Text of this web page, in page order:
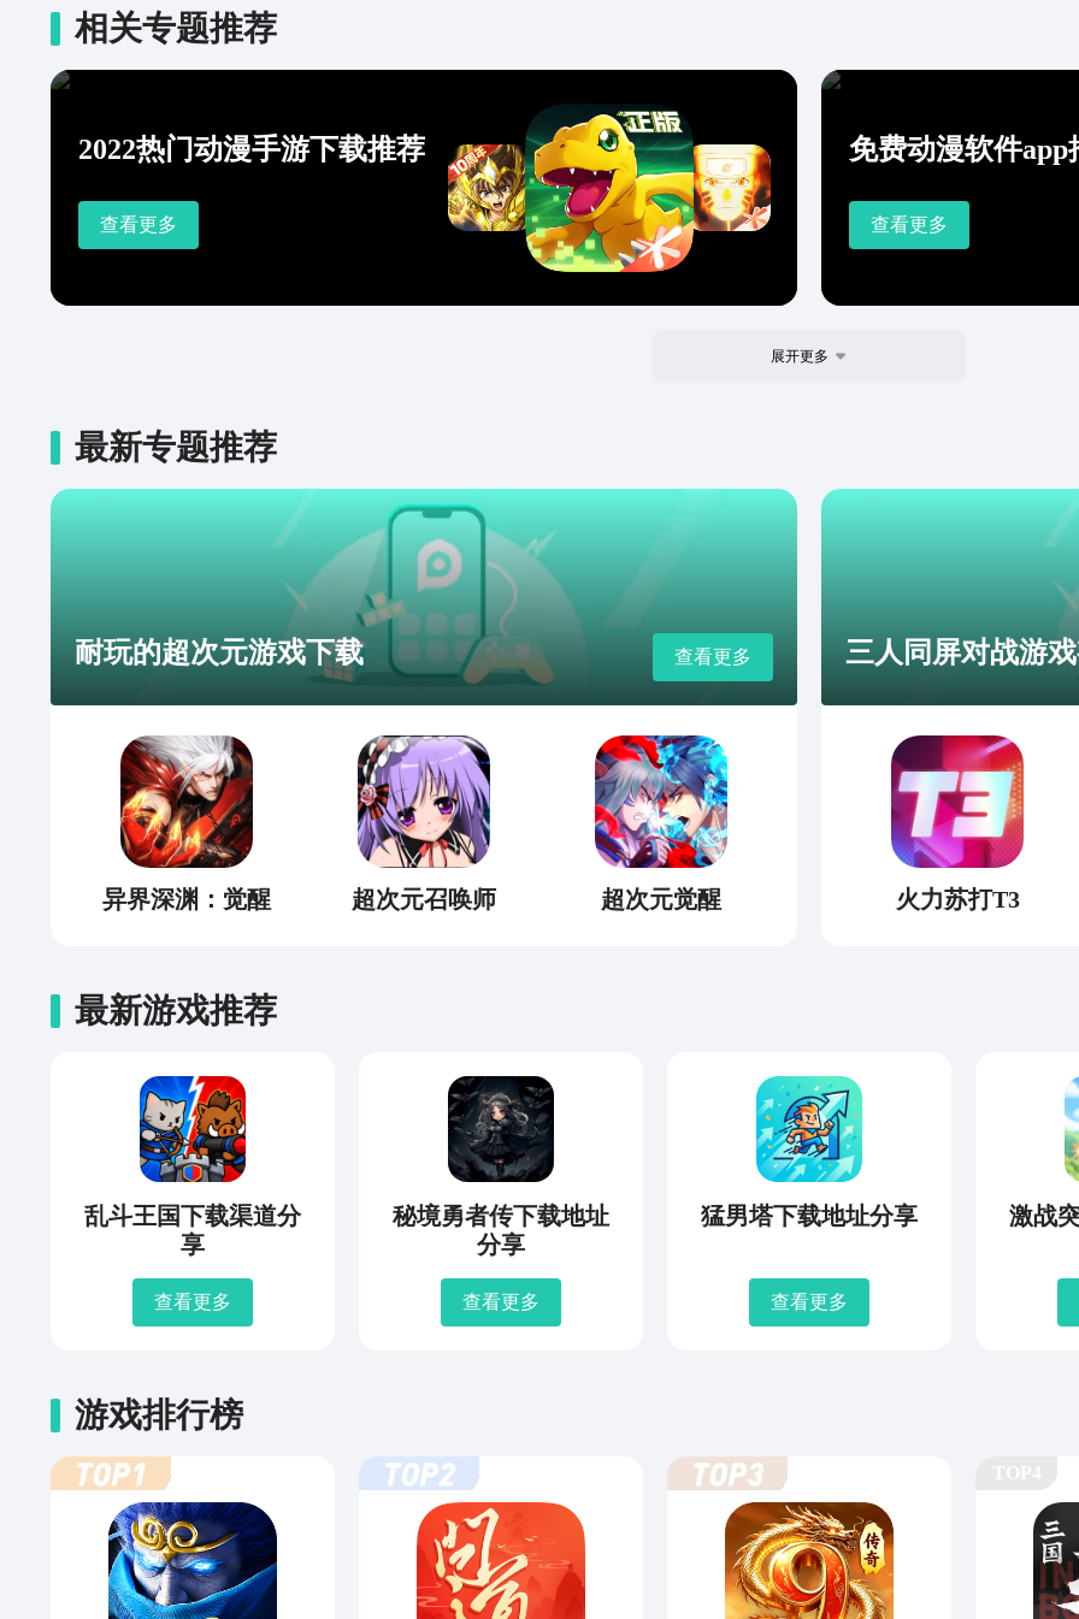
相关专题推荐
2022热门动漫手游下载推荐
查看更多
免费动漫软件app
查看更多
展开更多
最新专题推荐
耐玩的超次元游戏下载 查看更多
异界深渊：觉醒 超次元召唤师 超次元觉醒
三人同屏对战游
火力苏打T3
最新游戏推荐
乱斗王国下载渠道分
享
查看更多
秘境勇者传下载地址
分享
查看更多
猛男塔下载地址分享
查看更多
激战
游戏排行榜